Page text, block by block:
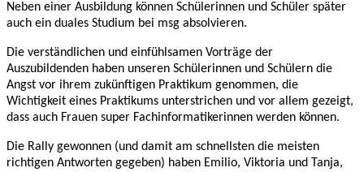
Neben einer Ausbildung können Schülerinnen und Schüler später
auch ein duales Studium bei msg absolvieren.
Die verständlichen und einfühlsamen Vorträge der
Auszubildenden haben unseren Schülerinnen und Schülern die
Angst vor ihrem zukünftigen Praktikum genommen, die
Wichtigkeit eines Praktikums unterstrichen und vor allem gezeigt,
dass auch Frauen super Fachinformatikerinnen werden können.
Die Rally gewonnen (und damit am schnellsten die meisten
richtigen Antworten gegeben) haben Emilio, Viktoria und Tanja,